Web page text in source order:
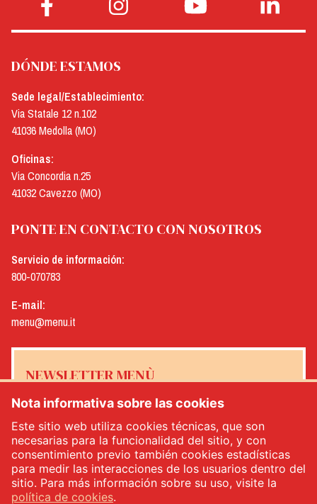
DÓNDE ESTAMOS
Sede legal/Establecimiento:
Via Statale 12 n.102
41036 Medolla (MO)
Oficinas:
Via Concordia n.25
41032 Cavezzo (MO)
PONTE EN CONTACTO CON NOSOTROS
Servicio de información:
800-070783
E-mail:
menu@menu.it
NEWSLETTER MENÙ
Sí, me gustaría recibir el boletín de noticias de Menù*
INSCRÍBETE
Nota informativa sobre las cookies
Este sitio web utiliza cookies técnicas, que son
necesarias para la funcionalidad del sitio, y con
consentimiento previo también cookies estadísticas
para medir las interacciones de los usuarios dentro del
sitio. Para más información sobre su uso, visite la
política de cookies.